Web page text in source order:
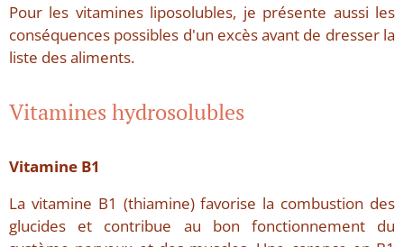
Pour les vitamines liposolubles, je présente aussi les
conséquences possibles d'un excès avant de dresser la
liste des aliments.
Vitamines hydrosolubles
Vitamine B1
La vitamine B1 (thiamine) favorise la combustion des
glucides et contribue au bon fonctionnement du